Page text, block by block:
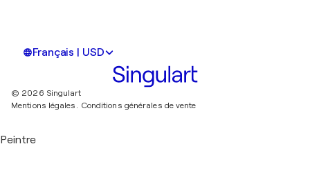
Français | USD
© 2026 Singulart
Mentions légales.
Conditions générales de vente
Peintre